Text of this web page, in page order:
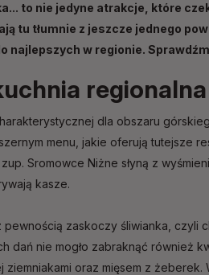
to nie jedyne atrakcje, które
tu tłumnie z jeszcze jednego
najlepszych w regionie.
regionalna
dla obszaru
menu, jakie oferują tutejsze
Sromowce Niżne słyną z
kasze.
zaskoczy śliwianka, czyli
dań nie mogło zabraknąć również
oraz mięsem z